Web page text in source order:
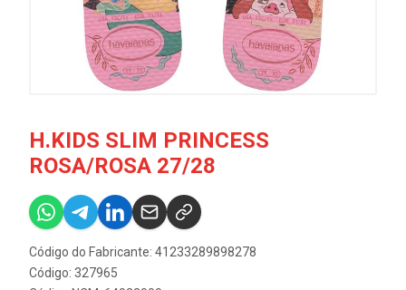
H.KIDS SLIM PRINCESS
ROSA/ROSA 27/28
Código do Fabricante: 41233289898278
Código: 327965